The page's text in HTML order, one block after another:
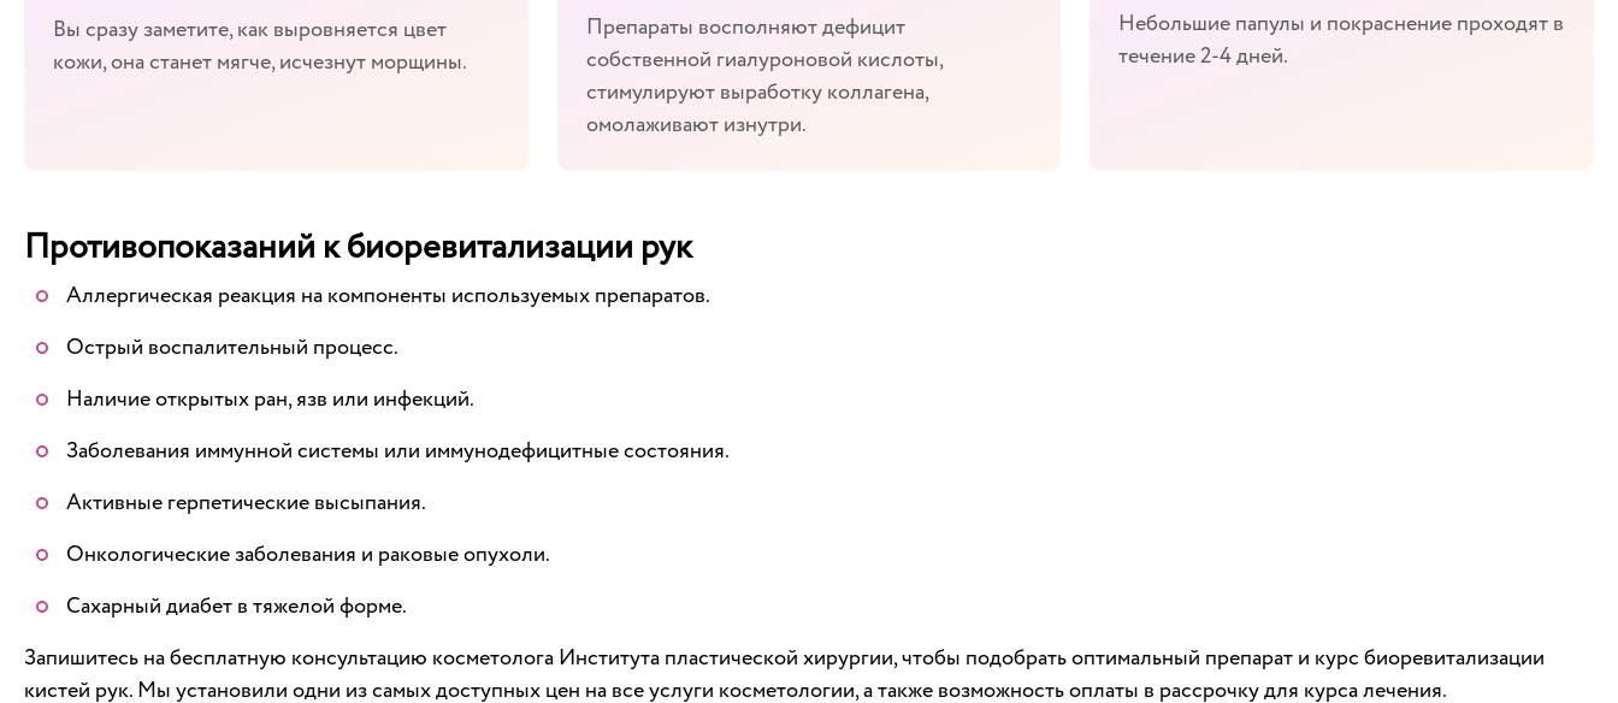
Вы сразу заметите, как выровняется цвет
кожи, она станет мягче, исчезнут морщины.
Препараты восполняют дефицит
собственной гиалуроновой кислоты,
стимулируют выработку коллагена,
омолаживают изнутри.
Небольшие папулы и покраснение проходят в
течение 2-4 дней.
Противопоказаний к биоревитализации рук
Аллергическая реакция на компоненты используемых препаратов.
Острый воспалительный процесс.
Наличие открытых ран, язв или инфекций.
Заболевания иммунной системы или иммунодефицитные состояния.
Активные герпетические высыпания.
Онкологические заболевания и раковые опухоли.
Сахарный диабет в тяжелой форме.
Запишитесь на бесплатную консультацию косметолога Института пластической хирургии, чтобы подобрать оптимальный препарат и курс биоревитализации
кистей рук. Мы установили одни из самых доступных цен на все услуги косметологии, а также возможность оплаты в рассрочку для курса лечения.